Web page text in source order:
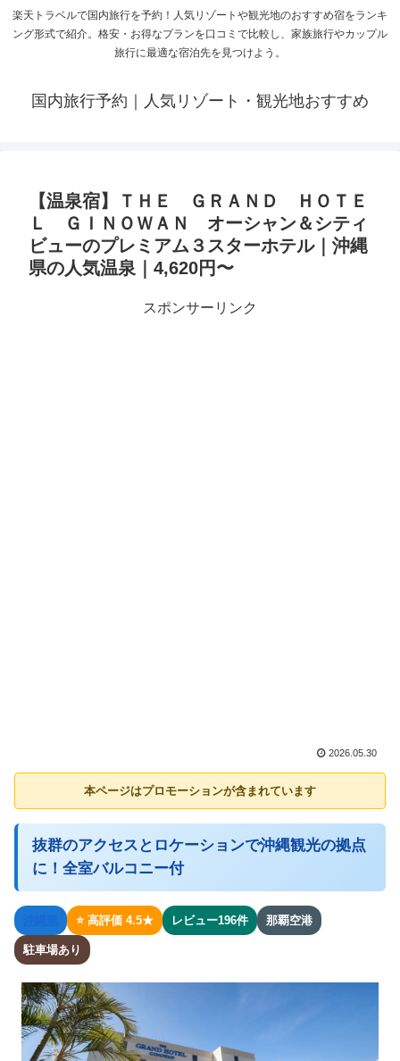
楽天トラベルで国内旅行を予約！人気リゾートや観光地のおすすめ宿をランキ
ング形式で紹介。格安・お得なプランを口コミで比較し、家族旅行やカップル
旅行に最適な宿泊先を見つけよう。
国内旅行予約｜人気リゾート・観光地おすすめ
【温泉宿】ＴＨＥ ＧＲＡＮＤ ＨＯＴＥ
Ｌ ＧＩＮＯＷＡＮ オーシャン＆シティ
ビューのプレミアム３スターホテル｜沖縄
県の人気温泉｜4,620円〜
スポンサーリンク
2026.05.30
本ページはプロモーションが含まれています
抜群のアクセスとロケーションで沖縄観光の拠点
に！全室バルコニー付
⭐ 高評価 4.5★ レビュー196件 那覇空港
駐車場あり